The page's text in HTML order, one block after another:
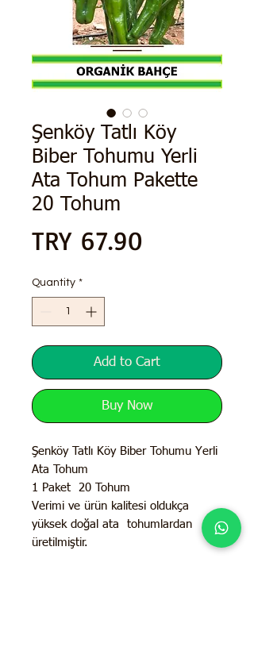
Şenköy Tatlı Köy
Biber Tohumu Yerli
Ata Tohum Pakette
20 Tohum
TRY 67.90Price
Quantity *
Add to Cart
Buy Now
Şenköy Tatlı Köy Biber Tohumu Yerli
Ata Tohum
1 Paket 20 Tohum
Verimi ve ürün kalitesi oldukça
yüksek doğal ata tohumlardan
üretilmiştir.